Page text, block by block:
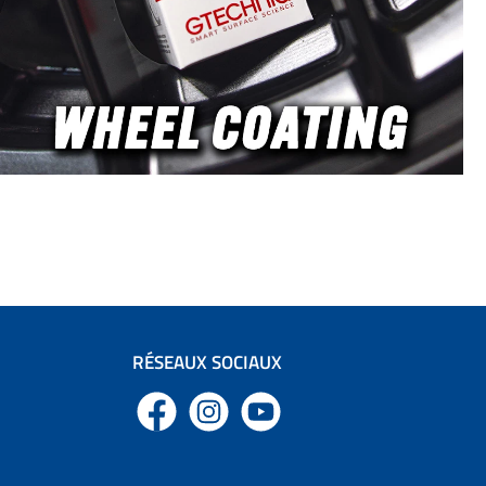
les particules de
profondément à
du pad, éloignant
de la peinture
ainsi les risques
rayures ou
La densité
une excellente
pendant le lavage. La
RÉSEAUX SOCIAUX
Facebook Instagram YouTube